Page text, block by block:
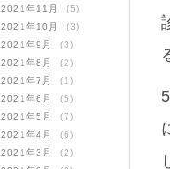
2021年11月
(5)
2021年10月
(3)
2021年9月
(3)
2021年8月
(2)
2021年7月
(1)
2021年6月
(5)
2021年5月
(7)
2021年4月
(6)
2021年3月
(2)